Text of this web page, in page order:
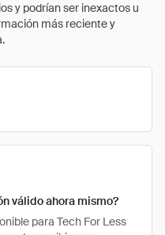
y podrían ser inexactos u
más reciente y
válido ahora mismo?
para Tech For Less